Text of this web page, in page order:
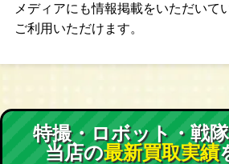
メディアにも情報掲載をいただいて
ご利用いただけます。
特撮・ロボット・戦
当店の最新買取実績